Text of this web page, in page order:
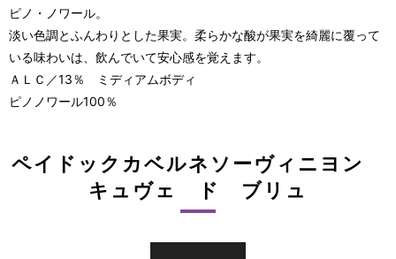
ピノ・ノワール。
淡い色調とふんわりとした果実。柔らかな酸が果実を綺麗に覆って
いる味わいは、飲んでいて安心感を覚えます。
ＡＬＣ／13％ ミディアムボディ
ピノノワール100％
ペイドックカベルネソーヴィニヨン
キュヴェ ド ブリュ